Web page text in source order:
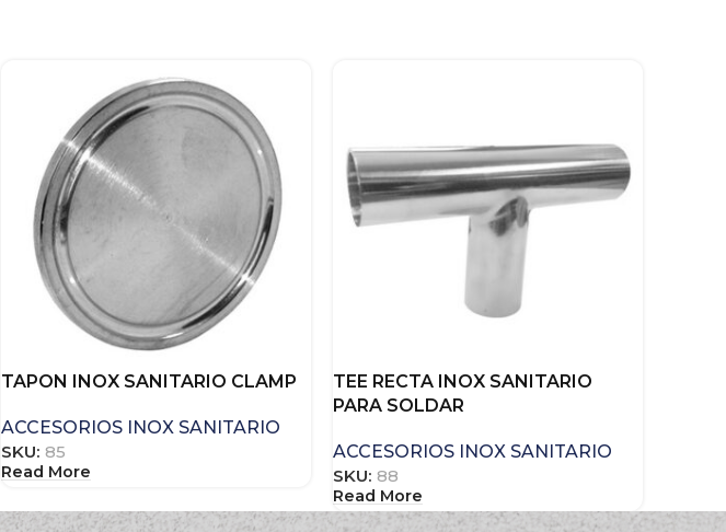
TAPON INOX SANITARIO CLAMP
ACCESORIOS INOX SANITARIO
SKU: 85
Read More
TEE RECTA INOX SANITARIO
PARA SOLDAR
ACCESORIOS INOX SANITARIO
SKU: 88
Read More